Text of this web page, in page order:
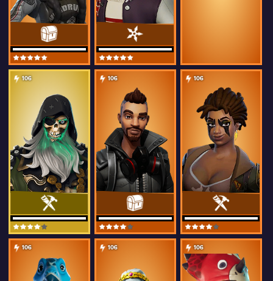
106 106 106
106 106 106